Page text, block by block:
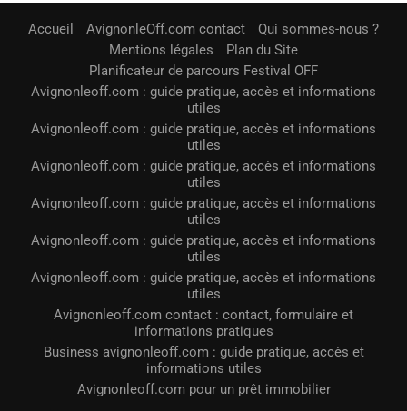
Accueil AvignonleOff.com contact
Qui sommes-nous ?
Mentions légales
Plan du Site
Planificateur de parcours Festival OFF
Avignonleoff.com : guide pratique, accès et informations
utiles
Avignonleoff.com : guide pratique, accès et informations
utiles
Avignonleoff.com : guide pratique, accès et informations
utiles
Avignonleoff.com : guide pratique, accès et informations
utiles
Avignonleoff.com : guide pratique, accès et informations
utiles
Avignonleoff.com : guide pratique, accès et informations
utiles
Avignonleoff.com contact : contact, formulaire et
informations pratiques
Business avignonleoff.com : guide pratique, accès et
informations utiles
Avignonleoff.com pour un prêt immobilier